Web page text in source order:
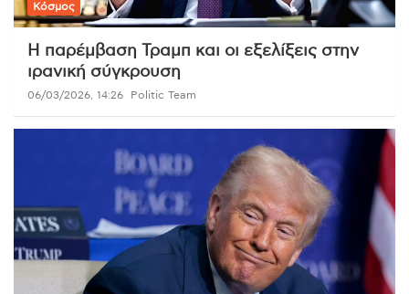
Κόσμος
Η παρέμβαση Τραμπ και οι εξελίξεις στην
ιρανική σύγκρουση
06/03/2026, 14:26 Politic Team